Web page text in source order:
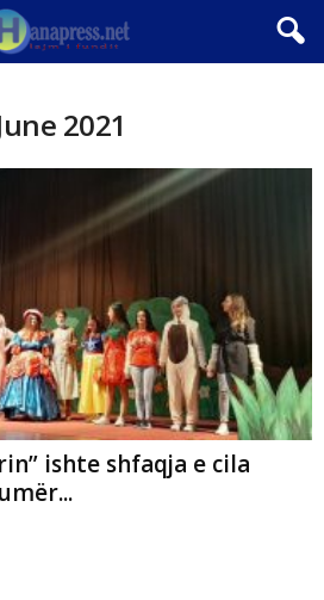
2021
ishte shfaqja e cila